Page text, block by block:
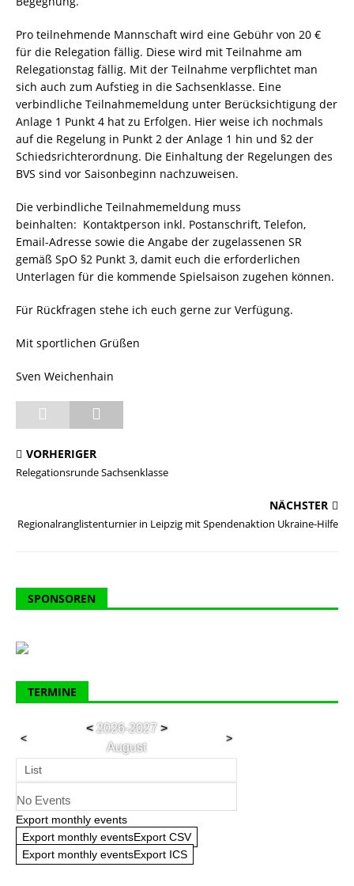
Pro teilnehmende Mannschaft wird eine Gebühr von 20 €
für die Relegation fällig. Diese wird mit Teilnahme am
Relegationstag fällig. Mit der Teilnahme verpflichtet man
sich auch zum Aufstieg in die Sachsenklasse. Eine
verbindliche Teilnahmemeldung unter Berücksichtigung der
Anlage 1 Punkt 4 hat zu Erfolgen. Hier weise ich nochmals
auf die Regelung in Punkt 2 der Anlage 1 hin und §2 der
Schiedsrichterordnung. Die Einhaltung der Regelungen des
BVS sind vor Saisonbeginn nachzuweisen.
Die verbindliche Teilnahmemeldung muss
beinhalten: Kontaktperson inkl. Postanschrift, Telefon,
Email-Adresse sowie die Angabe der zugelassenen SR
gemäß SpO §2 Punkt 3, damit euch die erforderlichen
Unterlagen für die kommende Spielsaison zugehen können.
Für Rückfragen stehe ich euch gerne zur Verfügung.
Mit sportlichen Grüßen
Sven Weichenhain
VORHERIGER
Relegationsrunde Sachsenklasse
NÄCHSTER
Regionalranglistenturnier in Leipzig mit Spendenaktion Ukraine-Hilfe
SPONSOREN
TERMINE
<
<2026-2027 >
August
>
List
No Events
Export monthly events
Export monthly eventsExport CSV
Export monthly eventsExport ICS